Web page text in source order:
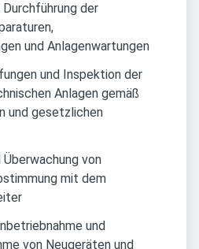
der
und Anlagenwartungen
und Inspektion der
Anlagen gemäß
und gesetzlichen
Überwachung von
mit dem
und
von Neugeräten und